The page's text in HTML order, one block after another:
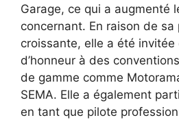
Garage, ce qui a augmenté
concernant. En raison de sa
croissante, elle a été invitée
d’honneur à des
de gamme comme
SEMA. Elle a également
en tant que pilote